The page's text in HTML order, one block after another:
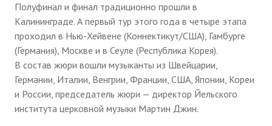
Полуфинал и финал традиционно прошли в
Калининграде. А первый тур этого года в четыре этапа
проходил в Нью-Хейвене (Коннектикут/США), Гамбурге
(Германия), Москве и в Сеуле (Республика Корея).
В состав жюри вошли музы­канты из Швейцарии,
Германии, Италии, Венгрии, Франции, США, Японии, Кореи
и России, председатель жюри — дирек­тор Йельского
института церковной му­зыки Мартин Джин.